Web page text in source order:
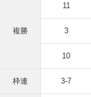
複勝
11
3
10
枠連 3-7